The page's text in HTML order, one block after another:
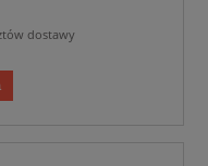
dostawy